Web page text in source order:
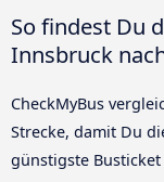
So findest Du
Innsbruck
CheckMyBus
Strecke, damit Du
günstigste